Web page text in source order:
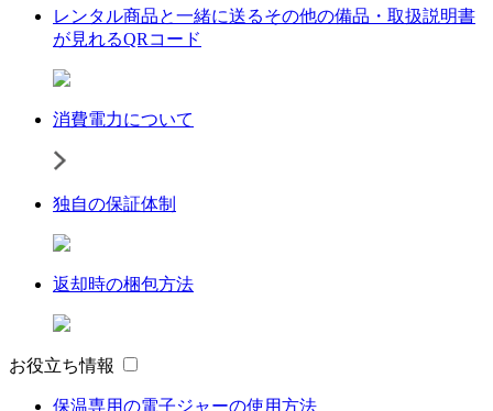
レンタル商品と一緒に送るその他の備品・取扱説明書
が見れるQRコード
消費電力について
独自の保証体制
返却時の梱包方法
お役立ち情報
保温専用の電子ジャーの使用方法